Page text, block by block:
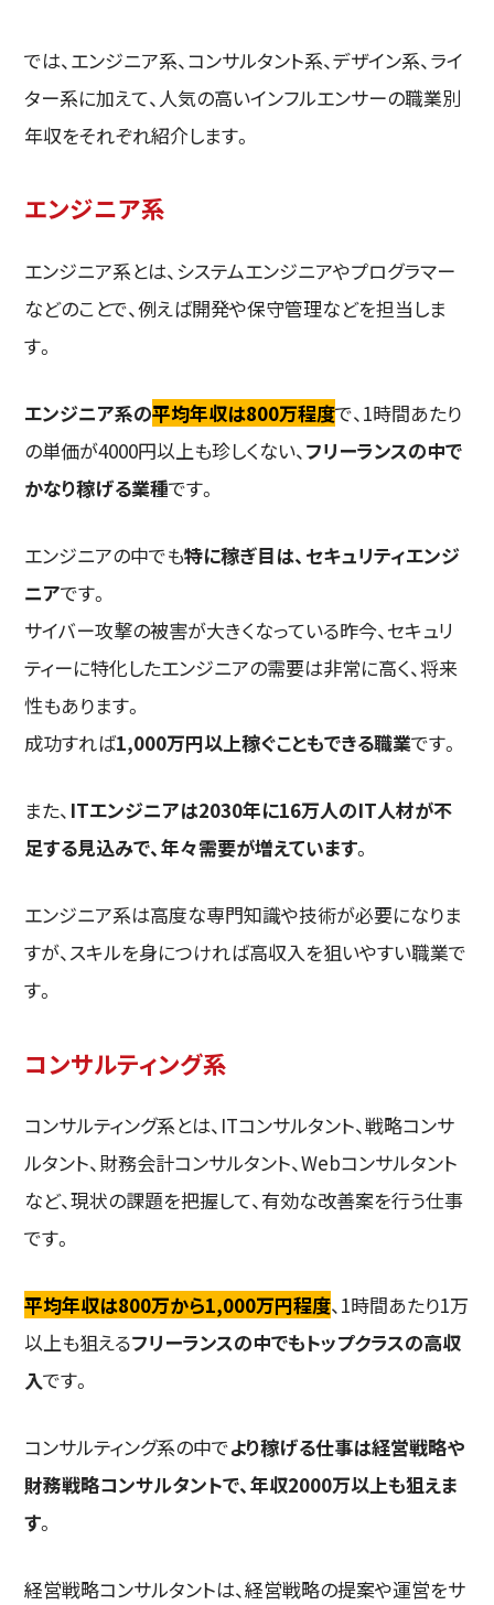
では、エンジニア系、コンサルタント系、デザイン系、ライ
ター系に加えて、人気の高いインフルエンサーの職業別
年収をそれぞれ紹介します。
エンジニア系
エンジニア系とは、システムエンジニアやプログラマー
などのことで、例えば開発や保守管理などを担当しま
す。
エンジニア系の平均年収は800万程度で、1時間あたり
の単価が4000円以上も珍しくない、フリーランスの中で
かなり稼げる業種です。
エンジニアの中でも特に稼ぎ目は、セキュリティエンジ
ニアです。
サイバー攻撃の被害が大きくなっている昨今、セキュリ
ティーに特化したエンジニアの需要は非常に高く、将来
性もあります。
成功すれば1,000万円以上稼ぐこともできる職業です。
また、 ITエンジニアは2030年に16万人のIT人材が不
足する見込みで、年々需要が増えています。
エンジニア系は高度な専門知識や技術が必要になりま
すが、スキルを身につければ高収入を狙いやすい職業で
す。
コンサルティング系
コンサルティング系とは、ITコンサルタント、戦略コンサ
ルタント、財務会計コンサルタント、Webコンサルタント
など、現状の課題を把握して、有効な改善案を行う仕事
です。
平均年収は800万から1,000万円程度、1時間あたり1万
以上も狙えるフリーランスの中でもトップクラスの高収
入です。
コンサルティング系の中でより稼げる仕事は経営戦略や
財務戦略コンサルタントで、年収2000万以上も狙えま
す。
経営戦略コンサルタントは、経営戦略の提案や運営をサ